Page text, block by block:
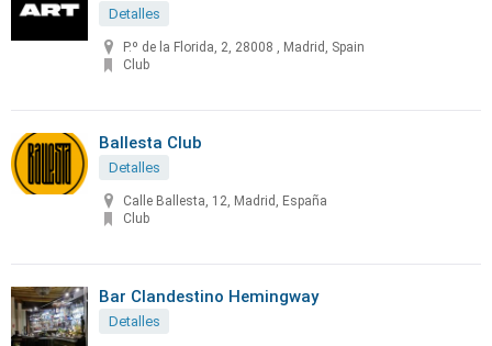
Detalles
P.º de la Florida, 2, 28008 , Madrid, Spain
Club
Ballesta Club
Detalles
Calle Ballesta, 12, Madrid, España
Club
Bar Clandestino Hemingway
Detalles